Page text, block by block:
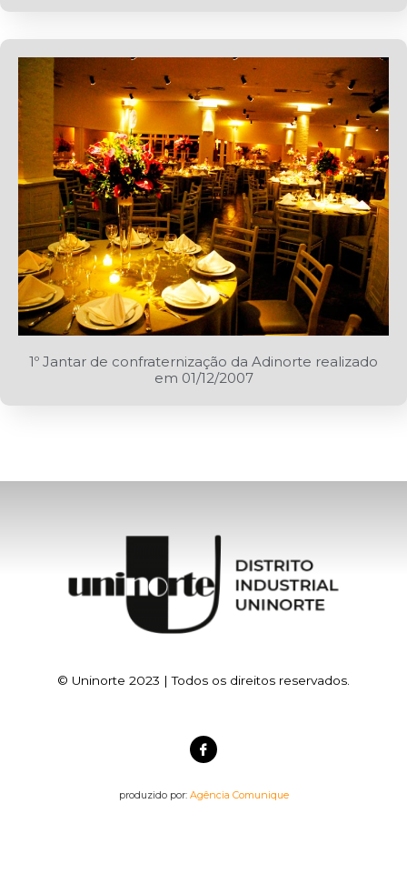
1º Jantar de confraternização da Adinorte realizado
em 01/12/2007
© Uninorte 2023 | Todos os direitos reservados.
produzido por: Agência Comunique